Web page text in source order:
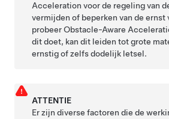
Acceleration voor de regeling van
vermijden of beperken van de ernst
probeer Obstacle-Aware
dit doet, kan dit leiden tot grote
ernstig of zelfs dodelijk letsel.
ATTENTIE
Er zijn diverse factoren die de